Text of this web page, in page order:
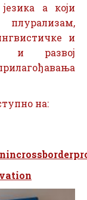
а који
и
и развој
на: